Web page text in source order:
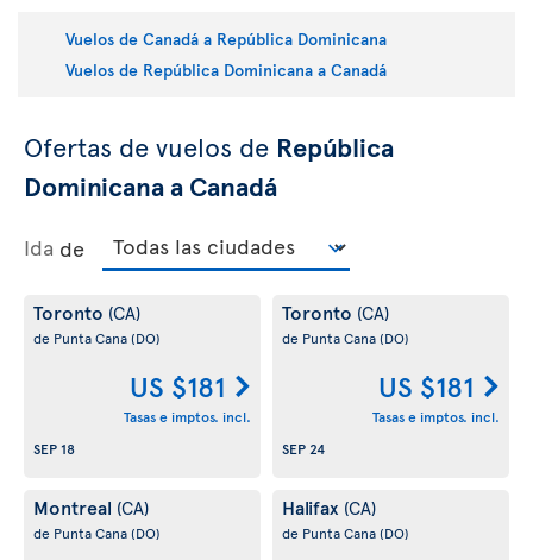
Vuelos de Canadá a República Dominicana
Vuelos de República Dominicana a Canadá
Ofertas de vuelos de República
Dominicana a Canadá
Ida de
Toronto (CA)
de Punta Cana(DO)
US $181
Tasas e imptos. incl.
SEP 18
Toronto (CA)
de Punta Cana(DO)
US $181
Tasas e imptos. incl.
SEP 24
Montreal (CA)
de Punta Cana(DO)
Halifax (CA)
de Punta Cana(DO)